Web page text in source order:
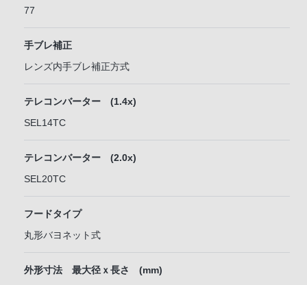
77
手ブレ補正
レンズ内手ブレ補正方式
テレコンバーター (1.4x)
SEL14TC
テレコンバーター (2.0x)
SEL20TC
フードタイプ
丸形バヨネット式
外形寸法 最大径ｘ長さ (mm)